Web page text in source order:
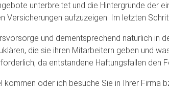
unterbreitet und die Hintergründe der
Versicherungen aufzuzeigen. Im letzten
und dementsprechend natürlich in
die sie ihren Mitarbeitern geben und
da entstandene Haftungsfallen den
oder ich besuche Sie in Ihrer Firma